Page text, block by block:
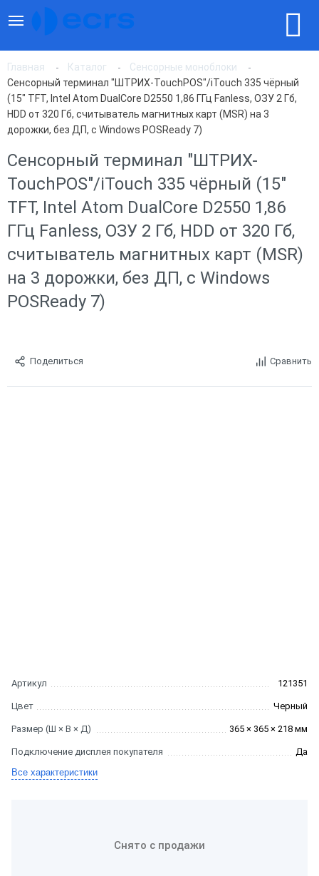
Главная Каталог
Сенсорные моноблоки
Сенсорный терминал "ШТРИХ-TouchPOS"/iTouch 335 чёрный
(15" TFT, Intel Atom DualCore D2550 1,86 ГГц Fanless, ОЗУ 2 Гб,
HDD от 320 Гб, считыватель магнитных карт (MSR) на 3
дорожки, без ДП, c Windows POSReady 7)
Сенсорный терминал "ШТРИХ-
TouchPOS"/iTouch 335 чёрный (15"
TFT, Intel Atom DualCore D2550 1,86
ГГц Fanless, ОЗУ 2 Гб, HDD от 320 Гб,
считыватель магнитных карт (MSR)
на 3 дорожки, без ДП, c Windows
POSReady 7)
Поделиться Сравнить
Артикул 121351
Цвет Черный
Размер (Ш × В × Д) 365 × 365 × 218 мм
Подключение дисплея покупателя
Да
Все характеристики
Снято с продажи